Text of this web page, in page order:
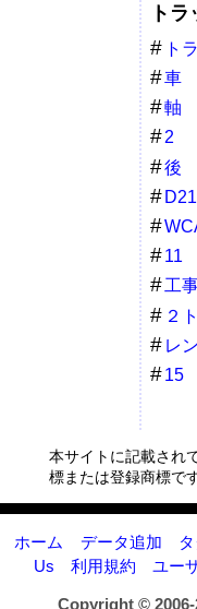
ト
ト
車
軸
2
後
D21
11
工
２
レ
15
本サイトに記載され
標または登録商標です
ホーム データ追加
Us
利用規約 ユー
Copyright © 2006-